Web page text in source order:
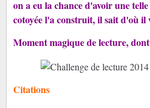
on a eu la chance d'avoir une
cotoyée l'a construit, il sait d'où il
Moment magique de lecture,
Citations